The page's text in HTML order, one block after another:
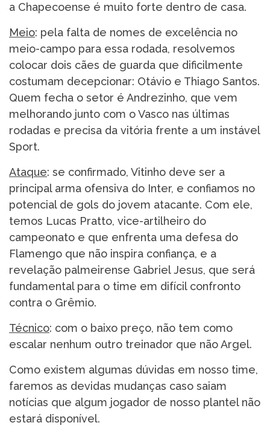
a Chapecoense é muito forte dentro de casa.
Meio: pela falta de nomes de excelência no
meio-campo para essa rodada, resolvemos
colocar dois cães de guarda que dificilmente
costumam decepcionar: Otávio e Thiago Santos.
Quem fecha o setor é Andrezinho, que vem
melhorando junto com o Vasco nas últimas
rodadas e precisa da vitória frente a um instável
Sport.
Ataque: se confirmado, Vitinho deve ser a
principal arma ofensiva do Inter, e confiamos no
potencial de gols do jovem atacante. Com ele,
temos Lucas Pratto, vice-artilheiro do
campeonato e que enfrenta uma defesa do
Flamengo que não inspira confiança, e a
revelação palmeirense Gabriel Jesus, que será
fundamental para o time em difícil confronto
contra o Grêmio.
Técnico: com o baixo preço, não tem como
escalar nenhum outro treinador que não Argel.
Como existem algumas dúvidas em nosso time,
faremos as devidas mudanças caso saiam
notícias que algum jogador de nosso plantel não
estará disponível.